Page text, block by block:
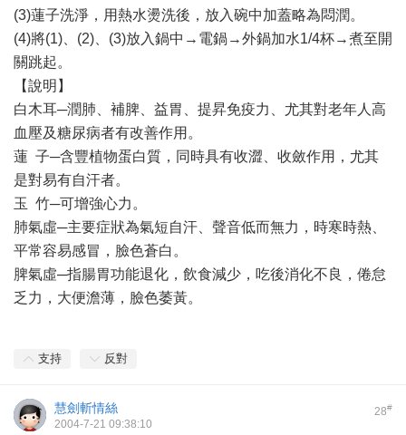
(3)蓮子洗淨，用熱水燙洗後，放入碗中加蓋略為悶潤。
(4)將(1)、(2)、(3)放入鍋中→電鍋→外鍋加水1/4杯→煮至開
關跳起。
【說明】
白木耳─潤肺、補脾、益胃、提昇免疫力、尤其對老年人高
血壓及糖尿病者有改善作用。
蓮 子─含豐植物蛋白質，同時具有收澀、收斂作用，尤其
是對易有自汗者。
玉 竹─可增強心力。
肺氣虛─主要症狀為氣短自汗、聲音低而無力，時寒時熱、
平常容易感冒，臉色蒼白。
脾氣虛─指腸胃功能退化，飲食減少，吃後消化不良，倦怠
乏力，大便澹薄，臉色萎黃。
支持 反對
28#
慧劍斬情絲
2004-7-21 09:38:10